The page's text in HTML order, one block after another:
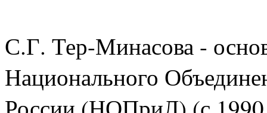
С.Г. Тер-Минасова -
Национального